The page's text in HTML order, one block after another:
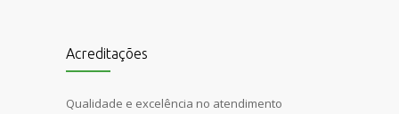
Acreditações
Qualidade e excelência no atendimento